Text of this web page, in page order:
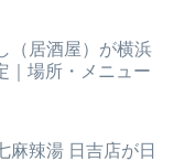
（居酒屋）が横浜
｜場所・メニュー
麻辣湯 日吉店が日